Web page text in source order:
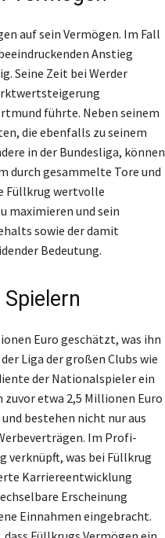
auf sein Vermögen. Im Fall
Anstieg
Seine Zeit bei Werder
führte. Neben seinem
die ebenfalls zu seinem
in der Bundesliga, können
durch gesammelte Tore und
Füllkrug wertvolle
maximieren und sein
sowie der damit
Bedeutung.
Euro geschätzt, was ihn
Liga der großen Clubs wie
der Nationalspieler ein
zuvor etwa 2,5 Millionen Euro
bestehen nicht nur aus
Im Profi-
verknüpft, was bei Füllkrug
Karriereentwicklung
Erscheinung
Einnahmen eingebracht.